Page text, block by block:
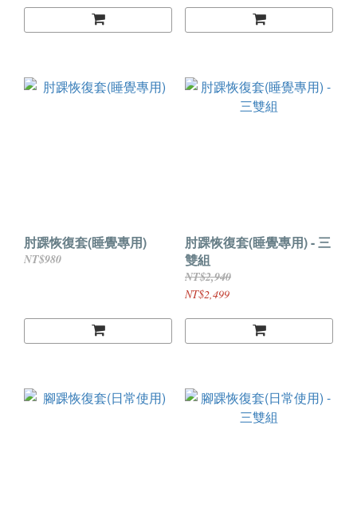
肘踝恢復套(睡覺專用)
NT$980
肘踝恢復套(睡覺專用) - 三
雙組
NT$2,940
NT$2,499